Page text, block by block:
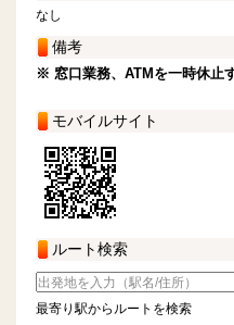
なし
備考
※ 窓口業務、ATMを一時休止
モバイルサイト
ルート検索
最寄り駅からルートを検索